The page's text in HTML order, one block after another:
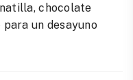
chocolate
un desayuno